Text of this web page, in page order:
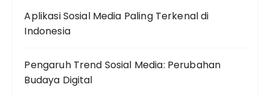
Aplikasi Sosial Media Paling Terkenal di
Indonesia
Pengaruh Trend Sosial Media: Perubahan
Budaya Digital